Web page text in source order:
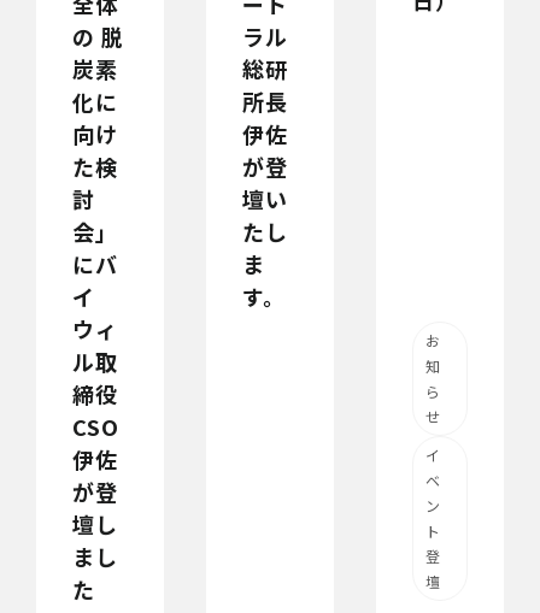
の 脱
炭素
化に
向け
た検
討
会」
にバ
イ
ウィ
ル取
締役
CSO
伊佐
が登
壇し
まし
た
ラル
総研
所長
伊佐
が登
壇い
たし
ま
す。
お
知
ら
せ
イ
ベ
ン
ト
登
壇